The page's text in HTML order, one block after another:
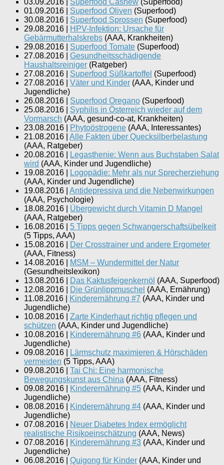
01.09.2016
Superfood Oliven (Superfood)
30.08.2016
Superfood Sprossen (Superfood)
29.08.2016
HPV-Infektion: Ursache für
Gebärmutterhalskrebs (AAA, Krankheiten)
29.08.2016
Superfood Tomate (Superfood)
27.08.2016
Gesundheitsschädigende
Haushaltsreiniger (Ratgeber)
27.08.2016
Superfood Süßkartoffel (Superfood)
27.08.2016
Väter und Kinder (AAA, Kinder und
Jugendliche)
26.08.2016
Superfood Oregano (Superfood)
25.08.2016
Syphilis in Österreich wieder auf dem
Vormarsch (AAA, gesund-co-at, Krankheiten)
23.08.2016
Phytoöstrogene (AAA, Interessantes)
21.08.2016
Alle Fakten über Quecksilberbelastung
(AAA, Ratgeber)
20.08.2016
Legasthenie: Wenn aus Buchstaben Salat
wird (AAA, Kinder und Jugendliche)
19.08.2016
Logopädie: Mehr als nur Sprecherziehung
(AAA, Kinder und Jugendliche)
19.08.2016
Antidepressiva und die Nebenwirkungen
(AAA, Psychologie)
18.08.2016
Übergewicht durch Vitamin D Mangel
(AAA, Ratgeber)
16.08.2016
5 Tipps gegen Schwangerschaftsübelkeit
(5 Tipps, AAA)
15.08.2016
Der Crosstrainer und andere Ergometer
(AAA, Fitness)
14.08.2016
MSM – Wundermittel der Natur
(Gesundheitslexikon)
13.08.2016
Das Kaktusfeigenkernöl (AAA, Superfood)
12.08.2016
Die Grünlippmuschel (AAA, Ernährung)
11.08.2016
Kinderernährung #7 (AAA, Kinder und
Jugendliche)
10.08.2016
Zarte Kinderhaut richtig pflegen und
schützen (AAA, Kinder und Jugendliche)
10.08.2016
Kinderernährung #6 (AAA, Kinder und
Jugendliche)
09.08.2016
Lärmschutz maximieren & Hörschäden
vermeiden (5 Tipps, AAA)
09.08.2016
Tai Chi: Eine harmonische
Bewegungskunst aus China (AAA, Fitness)
09.08.2016
Kinderernährung #5 (AAA, Kinder und
Jugendliche)
08.08.2016
Kinderernährung #4 (AAA, Kinder und
Jugendliche)
07.08.2016
Neuer Diabetes Index ermöglicht
realistische Risikoeinschätzung (AAA, News)
07.08.2016
Kinderernährung #3 (AAA, Kinder und
Jugendliche)
06.08.2016
Quigong für Kinder (AAA, Kinder und